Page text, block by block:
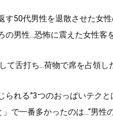
50代男性を退散させた女
男性...恐怖に震えた女性客
舌打ち...荷物で席を占領し
られる”3つのおっぱいテクと
で一番多かったのは...“男性